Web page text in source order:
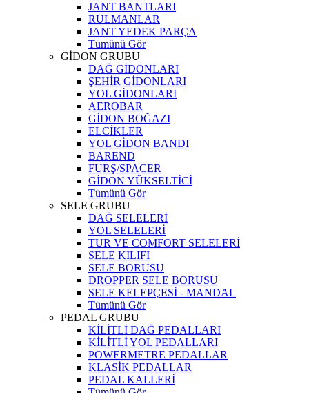
JANT BANTLARI
RULMANLAR
JANT YEDEK PARÇA
Tümünü Gör
GİDON GRUBU
DAĞ GİDONLARI
ŞEHİR GİDONLARI
YOL GİDONLARI
AEROBAR
GİDON BOĞAZI
ELCİKLER
YOL GİDON BANDI
BAREND
FURŞ/SPACER
GİDON YÜKSELTİCİ
Tümünü Gör
SELE GRUBU
DAĞ SELELERİ
YOL SELELERİ
TUR VE COMFORT SELELERİ
SELE KILIFI
SELE BORUSU
DROPPER SELE BORUSU
SELE KELEPÇESİ - MANDAL
Tümünü Gör
PEDAL GRUBU
KİLİTLİ DAĞ PEDALLARI
KİLİTLİ YOL PEDALLARI
POWERMETRE PEDALLAR
KLASİK PEDALLAR
PEDAL KALLERİ